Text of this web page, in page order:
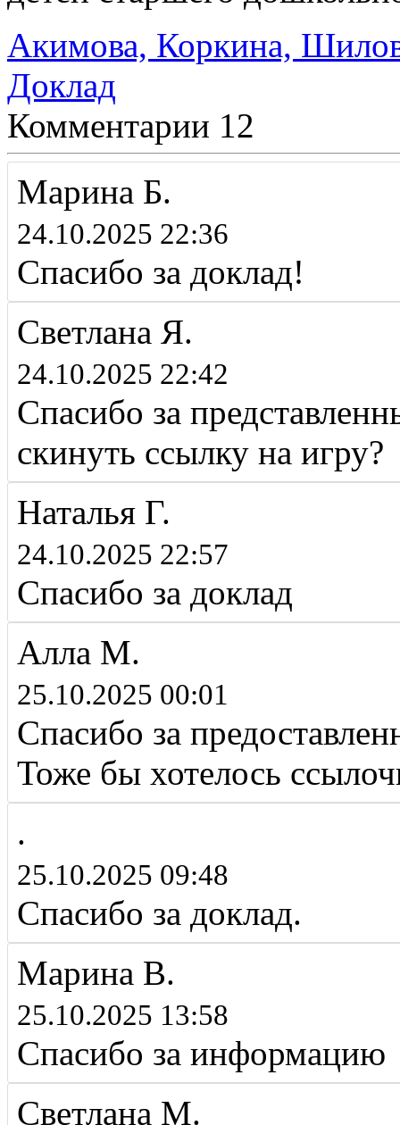
Акимова, Коркина,
Доклад
Комментарии 12
Марина Б.
24.10.2025 22:36
Спасибо за доклад!
Светлана Я.
24.10.2025 22:42
Спасибо за
скинуть ссылку на игру?
Наталья Г.
24.10.2025 22:57
Спасибо за доклад
Алла М.
25.10.2025 00:01
Спасибо за
Тоже бы хотелось
.
25.10.2025 09:48
Спасибо за доклад.
Марина В.
25.10.2025 13:58
Спасибо за информацию
Светлана М.